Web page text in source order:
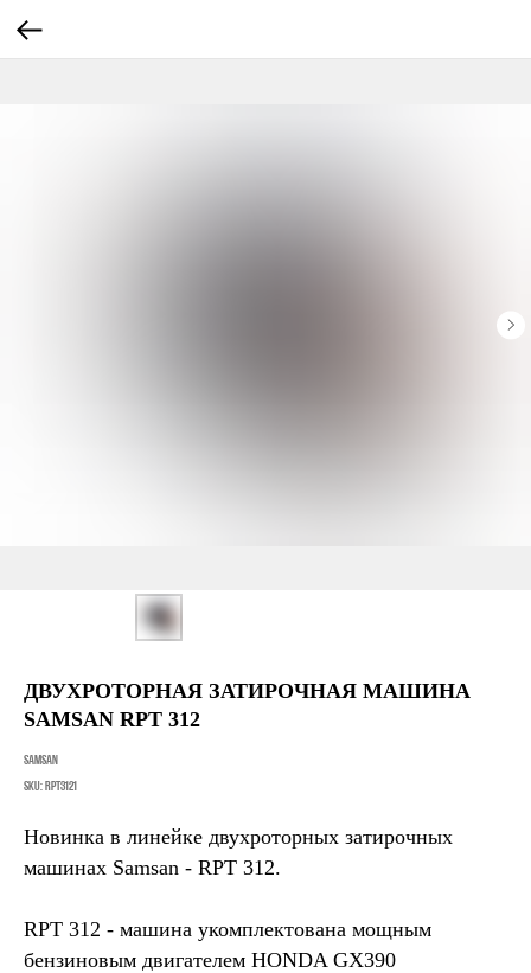
ДВУХРОТОРНАЯ ЗАТИРОЧНАЯ МАШИНА
SAMSAN RPT 312
Samsan
SKU: RPT3121
Новинка в линейке двухроторных затирочных
машинах Samsan - RPT 312.
RPT 312 - машина укомплектована мощным
бензиновым двигателем HONDA GX390